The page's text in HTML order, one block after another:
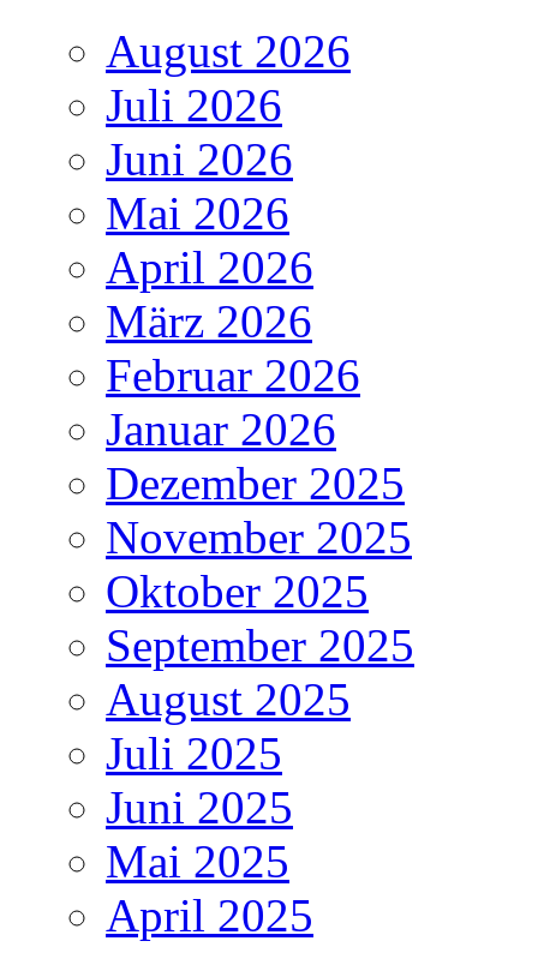
August 2026
Juli 2026
Juni 2026
Mai 2026
April 2026
März 2026
Februar 2026
Januar 2026
Dezember 2025
November 2025
Oktober 2025
September 2025
August 2025
Juli 2025
Juni 2025
Mai 2025
April 2025